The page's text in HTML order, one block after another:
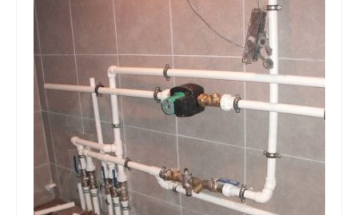
Petek Temizleme
Tıkalı Gider Açma
İletişim